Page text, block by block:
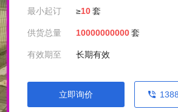
最小起订 ≥10套
供货总量 10000000000套
有效期至 长期有效
立即询价